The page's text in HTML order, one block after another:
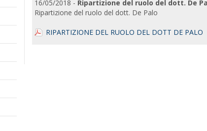
16/05/2018 - Ripartizione del ruolo del dott. De
Ripartizione del ruolo del dott. De Palo
RIPARTIZIONE DEL RUOLO DEL DOTT DE PALO